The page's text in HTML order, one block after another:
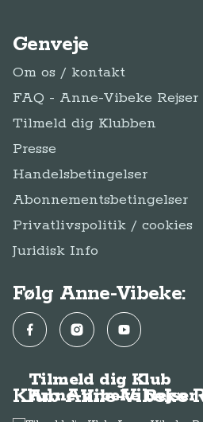
Genveje
Om os / kontakt
FAQ - Anne-Vibeke Rejser
Tilmeld dig Klubben
Presse
Handelsbetingelser
Abonnementsbetingelser
Privatlivspolitik / cookies
Juridisk Info
Følg Anne-Vibeke:
FacebookInstagramYouTube
Klub Anne-Vibeke
Tilmeld dig Klub
Anne-Vibeke Rejser